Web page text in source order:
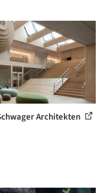
Architekten